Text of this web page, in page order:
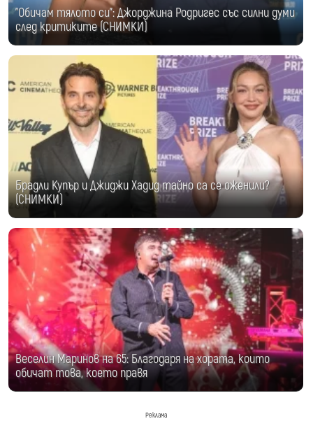
"Обичам тялото си": Джорджина Родригес със силни думи
след критиките (СНИМКИ)
Брадли Купър и Джиджи Хадид тайно са се оженили?
(СНИМКИ)
Веселин Маринов на 65: Благодаря на хората, които
обичат това, което правя
Реклама